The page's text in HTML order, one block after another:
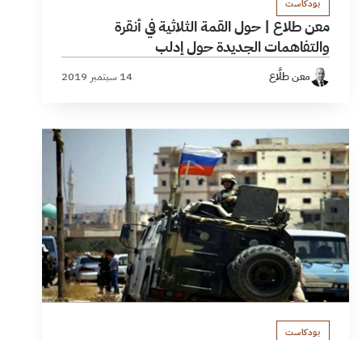
بودكاست
معن طلاع | حول القمة الثلاثية في أنقرة
والتفاهمات الجديدة حول إدلب
معن طلَّاع 14 سبتمبر 2019
بودكاست